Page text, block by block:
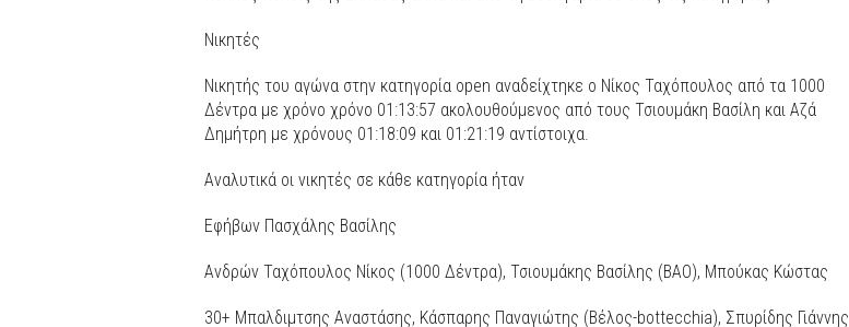
Νικητές
Νικητής του αγώνα στην κατηγορία open αναδείχτηκε ο Νίκος Ταχόπουλος από τα 1000
Δέντρα με χρόνο χρόνο 01:13:57 ακολουθούμενος από τους Τσιουμάκη Βασίλη και Αζά
Δημήτρη με χρόνους 01:18:09 και 01:21:19 αντίστοιχα.
Αναλυτικά οι νικητές σε κάθε κατηγορία ήταν
Εφήβων Πασχάλης Βασίλης
Ανδρών Ταχόπουλος Νίκος (1000 Δέντρα), Τσιουμάκης Βασίλης (ΒΑΟ), Μπούκας Κώστας
30+ Μπαλδιμτσης Αναστάσης, Κάσπαρης Παναγιώτης (Βέλος-bottecchia), Σπυρίδης Γιάννης